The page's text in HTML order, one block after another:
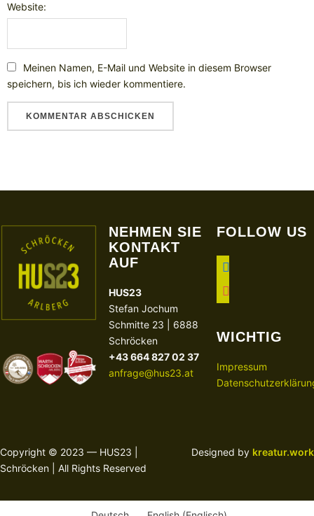
Website:
Meinen Namen, E-Mail und Website in diesem Browser
speichern, bis ich wieder kommentiere.
NEHMEN SIE
KONTAKT
AUF
HUS23
Stefan Jochum
Schmitte 23 | 6888
Schröcken
+43 664 827 02 37
anfrage@hus23.at
FOLLOW US
facebook
instagram
WICHTIG
Impressum
Copyright © 2023 — HUS23 |
Schröcken | All Rights Reserved
Designed by kreatur.work